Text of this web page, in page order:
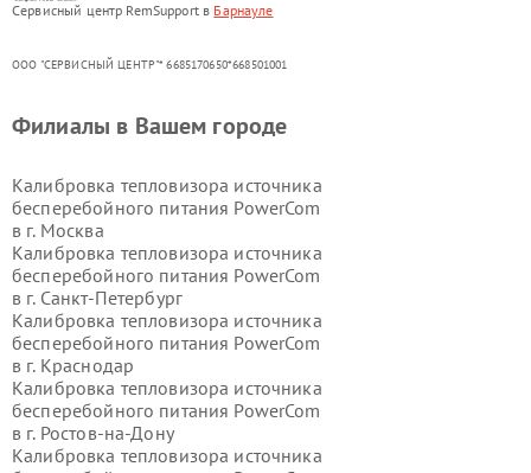
Сервисный центр RemSupport в Барнауле
ООО "СЕРВИСНЫЙ ЦЕНТР"* 6685170650*668501001
Филиалы в Вашем городе
Калибровка тепловизора источника
бесперебойного питания PowerCom
в г. Москва
Калибровка тепловизора источника
бесперебойного питания PowerCom
в г. Санкт-Петербург
Калибровка тепловизора источника
бесперебойного питания PowerCom
в г. Краснодар
Калибровка тепловизора источника
бесперебойного питания PowerCom
в г. Ростов-на-Дону
Калибровка тепловизора источника